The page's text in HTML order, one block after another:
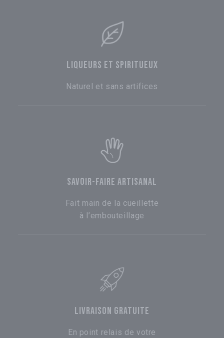
LIQUEURS ET SPIRITUEUX
Naturel et sans artifices
SAVOIR-FAIRE ARTISANAL
Fait main de la cueillette
à l’embouteillage
LIVRAISON GRATUITE
En point relais de votre